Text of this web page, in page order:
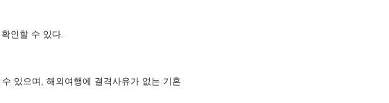
인할 수 있다.
있으며, 해외여행에 결격사유가 없는 기혼